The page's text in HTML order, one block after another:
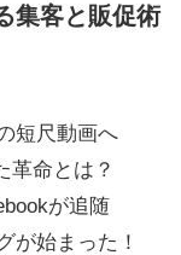
集客と販促術
短尺動画へ
革命とは？
が追随
が始まった！